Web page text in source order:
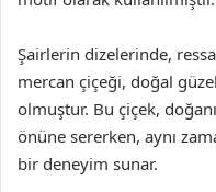
Şairlerin dizelerinde,
mercan çiçeği, doğal
olmuştur. Bu çiçek,
önüne sererken, aynı
bir deneyim sunar.